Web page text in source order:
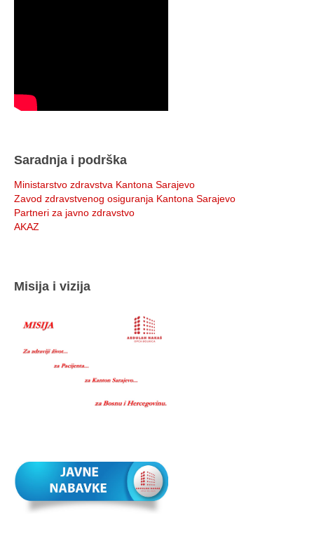
Saradnja i podrška
Ministarstvo zdravstva Kantona Sarajevo
Zavod zdravstvenog osiguranja Kantona Sarajevo
Partneri za javno zdravstvo
AKAZ
Misija i vizija